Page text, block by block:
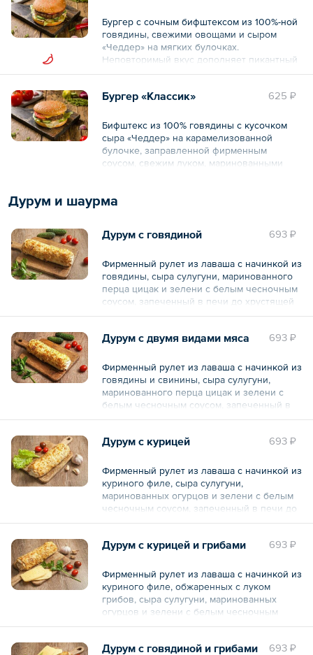
Бургер с сочным бифштексом из 100%-ной
говядины, свежими овощами и сыром
«Чеддер» на мягких булочках.
Неповторимый вкус дополняет пикантный
соус с перцем халапеньо, который
625 ₽
Бургер «Классик»
Бифштекс из 100% говядины с кусочком
сыра «Чеддер» на карамелизованной
булочке, заправленной фирменным
соусом, свежим луком, маринованными
Дурум и шаурма
693 ₽
Дурум с говядиной
Фирменный рулет из лаваша с начинкой из
говядины, сыра сулугуни, маринованного
перца цицак и зелени с белым чесночным
соусом, запеченный в печи до хрустящей
корочки.
Общий вес – 300 г 693 ₽
Дурум с двумя видами мяса
Фирменный рулет из лаваша с начинкой из
говядины и свинины, сыра сулугуни,
маринованного перца цицак и зелени с
белым чесночным соусом, запеченный в
печи до хрустящей корочки.
Общий вес – 300 г 693 ₽
Дурум с курицей
Фирменный рулет из лаваша с начинкой из
куриного филе, сыра сулугуни,
маринованных огурцов и зелени с белым
чесночным соусом, запеченный в печи до
хрустящей корочки.
Общий вес – 300 г 693 ₽
Дурум с курицей и грибами
Фирменный рулет из лаваша с начинкой из
куриного филе, обжаренных с луком
грибов, сыра сулугуни, маринованных
огурцов и зелени с белым чесночным
соусом, запеченный в печи до хрустящей
693 ₽
Дурум с говядиной и грибами